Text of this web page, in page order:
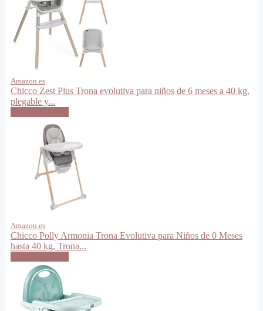
Amazon.es
Chicco Zest Plus Trona evolutiva para niños de 6 meses a 40 kg,
plegable y...
Amazon.es
Chicco Polly Armonia Trona Evolutiva para Niños de 0 Meses
hasta 40 kg, Trona...